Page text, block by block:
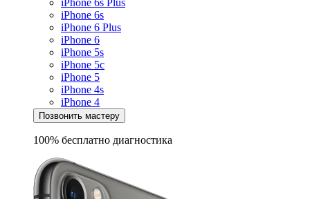
iPhone 6s Plus
iPhone 6s
iPhone 6 Plus
iPhone 6
iPhone 5s
iPhone 5c
iPhone 5
iPhone 4s
iPhone 4
Позвонить мастеру
100% бесплатно диагностика